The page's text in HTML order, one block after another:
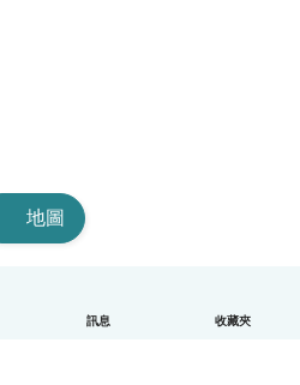
訊息 收藏夾
地圖